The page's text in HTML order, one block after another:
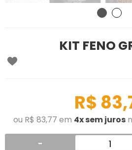
KIT FENO
R$
ou R$ 83,77 em 4x sem juros
-